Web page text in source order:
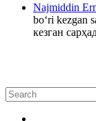
Najmiddin
bo‘ri kezgan
кезган